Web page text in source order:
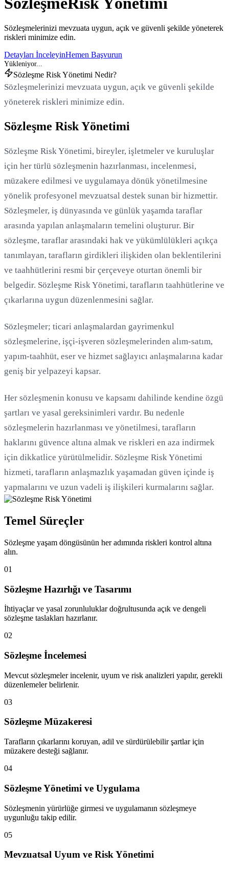
Sözleşmelerinizi mevzuata uygun, açık ve güvenli şekilde yöneterek
riskleri minimize edin.
Detayları İnceleyinHemen Başvurun
Sözleşme Risk Yönetimi Nedir?
Sözleşmelerinizi mevzuata uygun, açık ve güvenli şekilde
yöneterek riskleri minimize edin.
Sözleşme Risk Yönetimi
Sözleşme Risk Yönetimi, bireyler, işletmeler ve kuruluşlar
için her türlü sözleşmenin hazırlanması, incelenmesi,
müzakere edilmesi ve uygulamaya dönük yönetilmesine
yönelik profesyonel mevzuatsal destek sunan bir hizmettir.
Sözleşmeler, iş dünyasında ve günlük yaşamda taraflar
arasında yapılan anlaşmaların temelini oluşturur. Bir
sözleşme, taraflar arasındaki hak ve yükümlülükleri açıkça
tanımlayan, tarafların girdikleri ilişkiden olan beklentilerini
ve taahhütlerini resmi bir çerçeveye oturtan önemli bir
belgedir. Sözleşme Risk Yönetimi, tarafların taahhütlerine ve
çıkarlarına uygun düzenlenmesini sağlar.
Sözleşmeler; ticari anlaşmalardan gayrimenkul
sözleşmelerine, işçi-işveren sözleşmelerinden alım-satım,
yapım-taahhüt, eser ve hizmet sağlayıcı anlaşmalarına kadar
geniş bir yelpazeyi kapsar.
Her sözleşmenin konusu ve kapsamı dahilinde kendine özgü
şartları ve yasal gereksinimleri vardır. Bu nedenle
sözleşmelerin hazırlanması ve yönetilmesi, tarafların
haklarını güvence altına almak ve riskleri en aza indirmek
için dikkatlice yürütülmelidir. Sözleşme Risk Yönetimi
hizmeti, tarafların anlaşmazlık yaşamadan güven içinde iş
yapmalarını ve uzun vadeli iş ilişkileri kurmalarını sağlar.
Temel Süreçler
Sözleşme yaşam döngüsünün her adımında riskleri kontrol altına
alın.
01
Sözleşme Hazırlığı ve Tasarımı
İhtiyaçlar ve yasal zorunluluklar doğrultusunda açık ve dengeli
sözleşme taslakları hazırlanır.
02
Sözleşme İncelemesi
Mevcut sözleşmeler incelenir, uyum ve risk analizleri yapılır, gerekli
düzenlemeler belirlenir.
03
Sözleşme Müzakeresi
Tarafların çıkarlarını koruyan, adil ve sürdürülebilir şartlar için
müzakere desteği sağlanır.
04
Sözleşme Yönetimi ve Uygulama
Sözleşmenin yürürlüğe girmesi ve uygulamanın sözleşmeye
uygunluğu takip edilir.
05
Mevzuatsal Uyum ve Risk Yönetimi